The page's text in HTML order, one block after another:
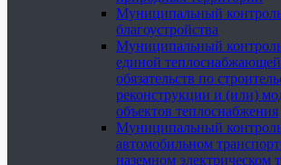
Муниципальный
благоустройства
Муниципальный
единой
обязательств по
реконструкции и (или)
объектов теплоснабжения
Муниципальный
автомобильном
наземном электрическом